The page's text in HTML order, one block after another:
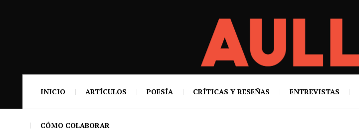
INICIO ARTÍCULOS POESÍA CRÍTICAS Y RESEÑAS ENTREVISTAS
CÓMO COLABORAR